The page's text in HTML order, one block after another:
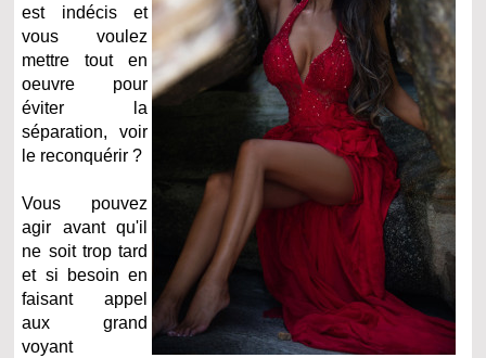
est indécis et
vous voulez
mettre tout en
oeuvre pour
éviter la
séparation, voir
le reconquérir ?
Vous pouvez
agir avant qu'il
ne soit trop tard
et si besoin en
faisant appel
aux grand
voyant